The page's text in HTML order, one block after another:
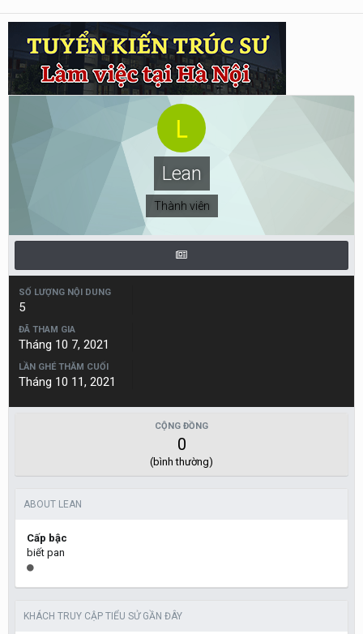
Lean
Thành viên
SỐ LƯỢNG NỘI DUNG
5
ĐÃ THAM GIA
Tháng 10 7, 2021
LẦN GHÉ THĂM CUỐI
Tháng 10 11, 2021
CỘNG ĐỒNG
0
(bình thường)
ABOUT LEAN
Cấp bậc
biết pan
KHÁCH TRUY CẬP TIỂU SỬ GẦN ĐÂY